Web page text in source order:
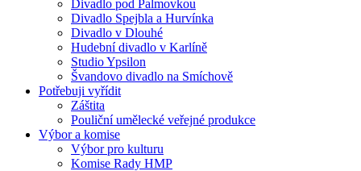
Divadlo pod Palmovkou
Divadlo Spejbla a Hurvínka
Divadlo v Dlouhé
Hudební divadlo v Karlíně
Studio Ypsilon
Švandovo divadlo na Smíchově
Potřebuji vyřídit
Záštita
Pouliční umělecké veřejné produkce
Výbor a komise
Výbor pro kulturu
Komise Rady HMP